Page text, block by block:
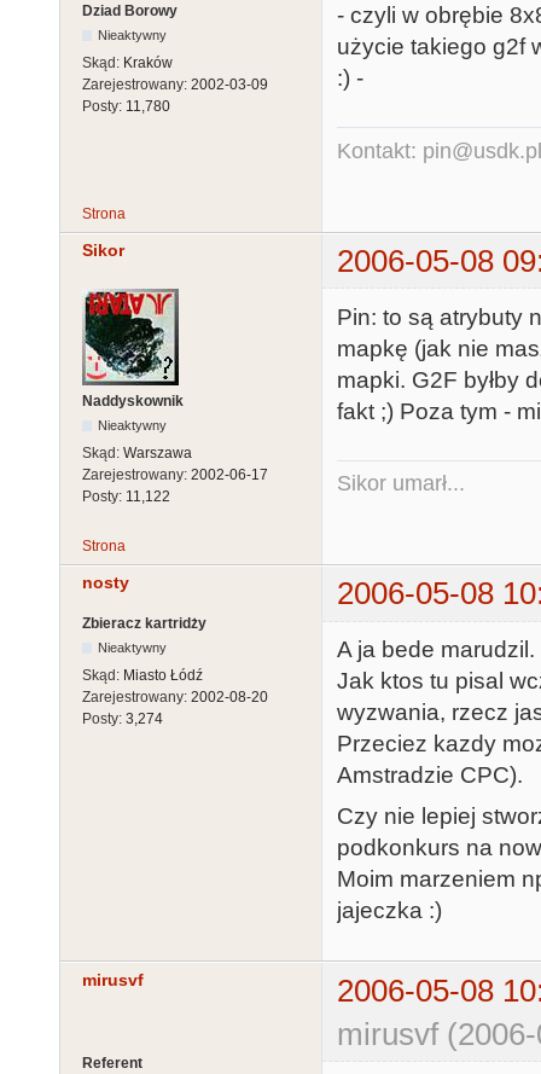
Dziad Borowy
Nieaktywny
Skąd: Kraków
Zarejestrowany: 2002-03-09
Posty: 11,780
- czyli w obrębie
użycie takiego g2f
:) -
Kontakt: pin@usdk.pl
Strona
Sikor 2006-05-08
Naddyskownik
Nieaktywny
Skąd: Warszawa
Zarejestrowany: 2002-06-17
Posty: 11,122
Pin: to są atrybuty
mapkę (jak nie
mapki. G2F byłby
fakt ;) Poza tym -
Sikor umarł...
Strona
nosty 2006-05-08
Zbieracz kartridży
Nieaktywny
Skąd: Miasto Łódź
Zarejestrowany: 2002-08-20
Posty: 3,274
A ja bede marudzil.
Jak ktos tu pisal
wyzwania, rzecz
Przeciez kazdy
Amstradzie CPC).
Czy nie lepiej
podkonkurs na
Moim marzeniem
jajeczka :)
mirusvf
2006-05-08
mirusvf
Referent